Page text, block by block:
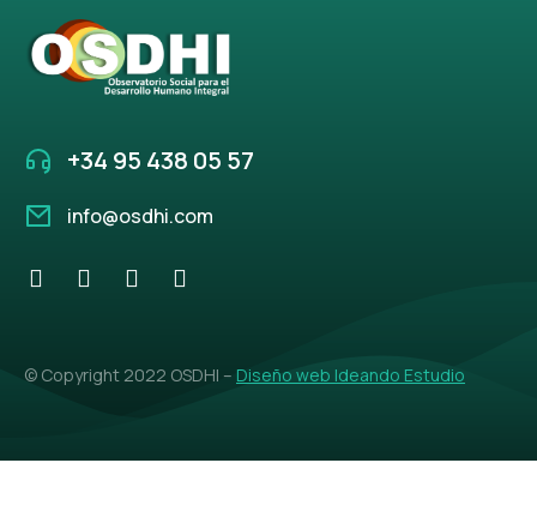
+34 95 438 05 57
info@osdhi.com
© Copyright 2022 OSDHI – Diseño web Ideando Estudio